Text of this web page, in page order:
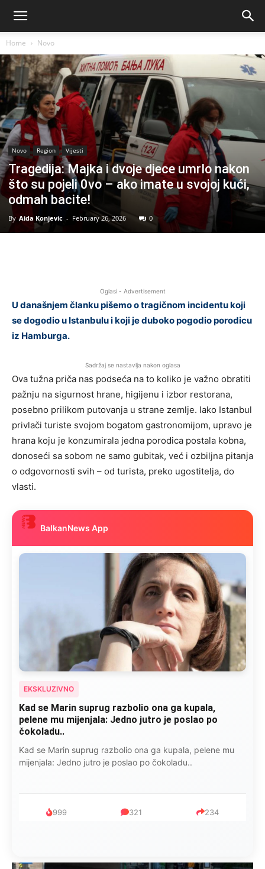
Home Novo
Novo Region Vijesti
Tragedija: Majka i dvoje djece umrIo nakon
što su pojeli 0vo – ako imate u svojoj kući,
odmah bacite!
By Aida Konjevic - February 26, 2026 0
Oglasi - Advertisement
U današnjem članku pišemo o tragičnom incidentu koji
se dogodio u Istanbulu i koji je duboko pogodio porodicu
iz Hamburga.
Sadržaj se nastavlja nakon oglasa
Ova tužna priča nas podseća na to koliko je važno obratiti
pažnju na sigurnost hrane, higijenu i izbor restorana,
posebno prilikom putovanja u strane zemlje. Iako Istanbul
privlači turiste svojom bogatom gastronomijom, upravo je
hrana koju je konzumirala jedna porodica postala kobna,
donoseći sa sobom ne samo gubitak, već i ozbiljna pitanja
o odgovornosti svih – od turista, preko ugostitelja, do
vlasti.
BalkanNews App
EKSKLUZIVNO
Kad se Marin suprug razbolio ona ga kupala,
pelene mu mijenjala: Jedno jutro je poslao po
čokoladu..
Kad se Marin suprug razbolio ona ga kupala, pelene mu
mijenjala: Jedno jutro je poslao po čokoladu..
999 321 234